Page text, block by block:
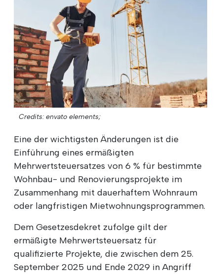
Credits: envato elements;
Eine der wichtigsten Änderungen ist die
Einführung eines ermäßigten
Mehrwertsteuersatzes von 6 % für bestimmte
Wohnbau- und Renovierungsprojekte im
Zusammenhang mit dauerhaftem Wohnraum
oder langfristigen Mietwohnungsprogrammen.
Dem Gesetzesdekret zufolge gilt der
ermäßigte Mehrwertsteuersatz für
qualifizierte Projekte, die zwischen dem 25.
September 2025 und Ende 2029 in Angriff